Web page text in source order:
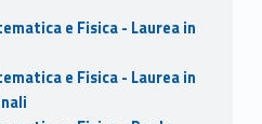
e Fisica - Laurea in
e Fisica - Laurea in